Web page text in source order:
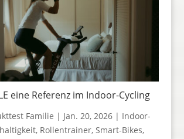
eine Referenz im Indoor-Cycling
Familie | Jan. 20, 2026| Indoor-
, Rollentrainer, Smart-Bikes,